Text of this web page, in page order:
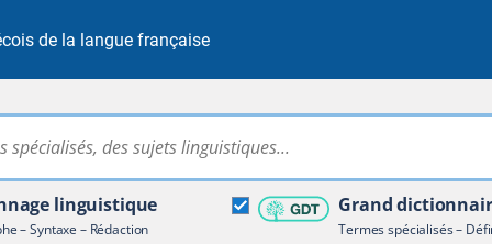
de la langue française
Rechercher dans tout le site
linguistique
– Syntaxe – Rédaction
Grand
Termes spécialisés –
terminologique